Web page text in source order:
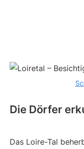
Die Dörfer
Das Loire-Tal